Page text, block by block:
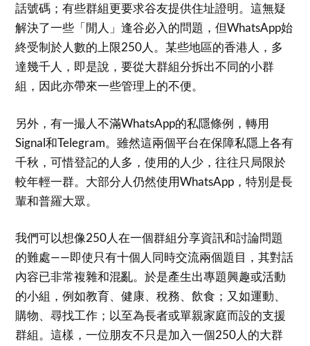
話號碼；有些群組更要求谷友提供住址證明。這無疑
解決了一些「閒人」逢谷必入的問題，但WhatsApp始
終受制於人數的上限250人。某些地區的香港人，多
達幾千人，即是說，要從大群組分拆出不同的小群
組，因此亦帶來一些管理上的不便。
另外，有一撮人不滿WhatsApp的私隱條例，轉用
Signal和Telegram。雖然這兩個平台在保障私隱上各有
千秋，可惜登記的人多，使用的人少，往往只局限於
較年輕一群。大部分人仍然使用WhatsApp，特別是長
輩和普羅大眾。
我們可以想像250人在一個群組分享資訊和討論問題
的難處——即使只有十個人同時交流兩個題目，其對話
內容已非常複雜和混亂。於是產生出專題興趣或活動
的小組，例如教育、健康、稅務、飲食；又如運動、
購物、尋找工作；以至為長者或單親家庭而設的支援
群組。這樣，一位朋友不只是加入一個250人的大群